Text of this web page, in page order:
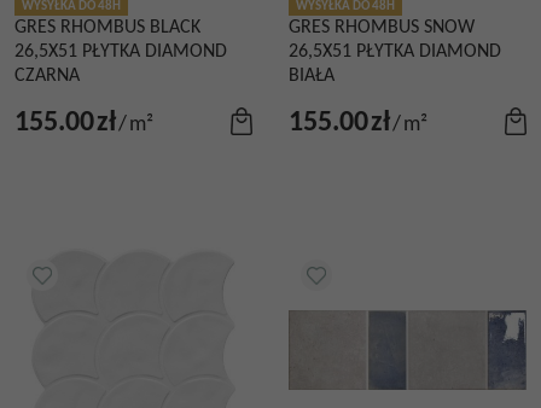
WYSYŁKA DO 48H
GRES RHOMBUS BLACK
26,5X51 PŁYTKA DIAMOND
CZARNA
155.00zł/m²
WYSYŁKA DO 48H
GRES RHOMBUS SNOW
26,5X51 PŁYTKA DIAMOND
BIAŁA
155.00zł/m²